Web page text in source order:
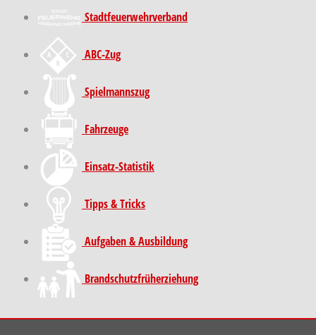
Stadt­feuer­wehr­verband
ABC-Zug
Spielmannszug
Fahrzeuge
Einsatz-Statistik
Tipps & Tricks
Aufgaben & Ausbildung
Brand­schutz­früh­erziehung